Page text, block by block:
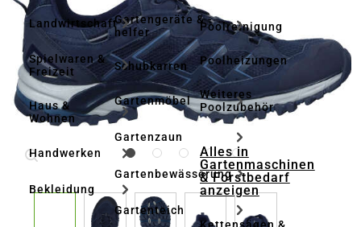
Landwirtschaft
Spielwaren &
Freizeit
Haus &
Wohnen
Handwerken
Bekleidung
Gartengeräte & -
helfer
Schubkarren
Gartenmöbel
Gartenzaun
Gartenbewässerung
Gartenteich
Poolreinigung
Poolheizungen
Weiteres
Poolzubehör
Alles in
Gartenmaschinen
& Forstbedarf
anzeigen